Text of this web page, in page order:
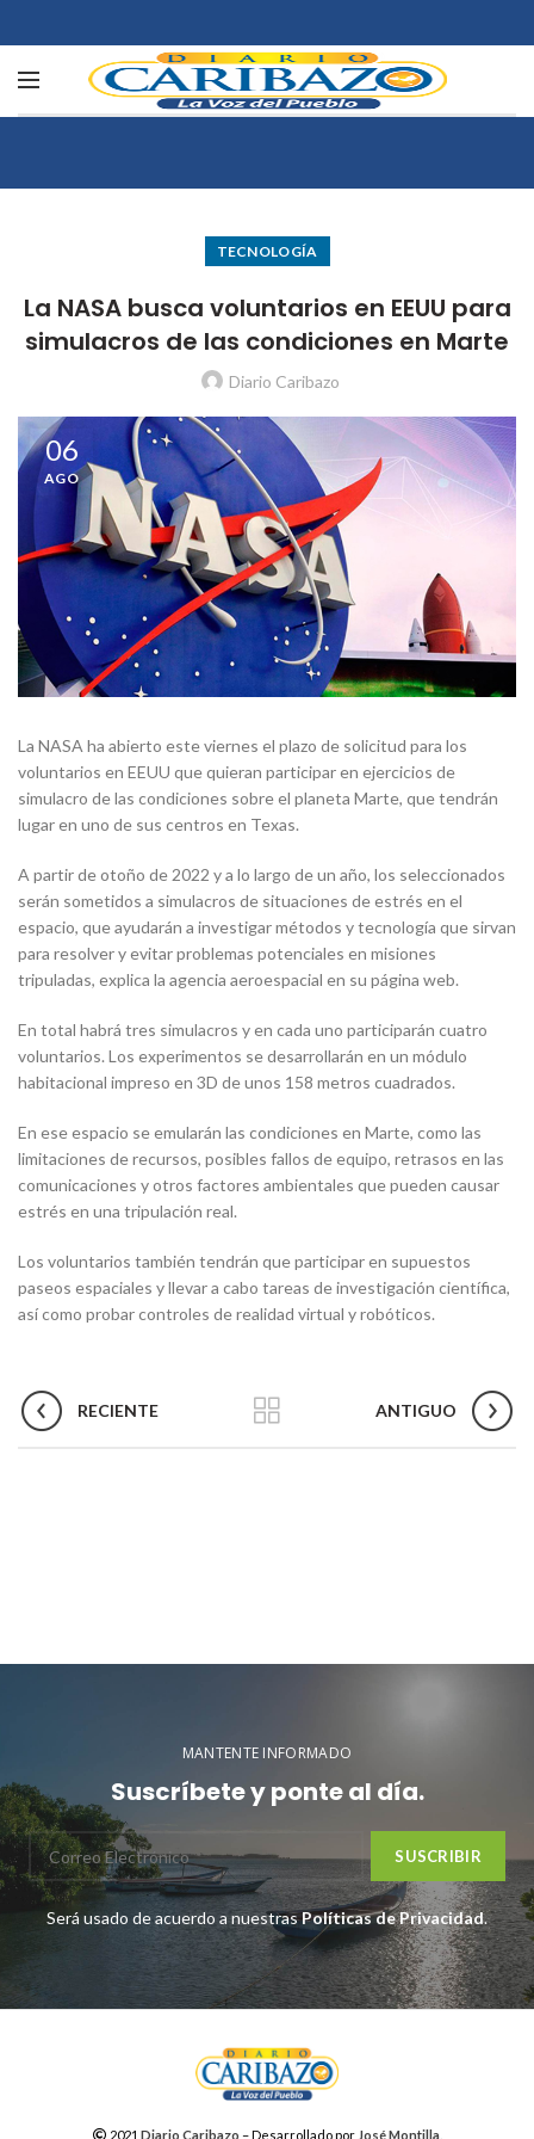
TECNOLOGÍA
La NASA busca voluntarios en EEUU para
simulacros de las condiciones en Marte
Diario Caribazo
06
AGO
La NASA ha abierto este viernes el plazo de solicitud para los
voluntarios en EEUU que quieran participar en ejercicios de
simulacro de las condiciones sobre el planeta Marte, que tendrán
lugar en uno de sus centros en Texas.
A partir de otoño de 2022 y a lo largo de un año, los seleccionados
serán sometidos a simulacros de situaciones de estrés en el
espacio, que ayudarán a investigar métodos y tecnología que sirvan
para resolver y evitar problemas potenciales en misiones
tripuladas, explica la agencia aeroespacial en su página web.
En total habrá tres simulacros y en cada uno participarán cuatro
voluntarios. Los experimentos se desarrollarán en un módulo
habitacional impreso en 3D de unos 158 metros cuadrados.
En ese espacio se emularán las condiciones en Marte, como las
limitaciones de recursos, posibles fallos de equipo, retrasos en las
comunicaciones y otros factores ambientales que pueden causar
estrés en una tripulación real.
Los voluntarios también tendrán que participar en supuestos
paseos espaciales y llevar a cabo tareas de investigación científica,
así como probar controles de realidad virtual y robóticos.
RECIENTE ANTIGUO
MANTENTE INFORMADO
Suscríbete y ponte al día.
Será usado de acuerdo a nuestrasPolíticas de Privacidad.
2021 Diario Caribazo – Desarrollado por José Montilla